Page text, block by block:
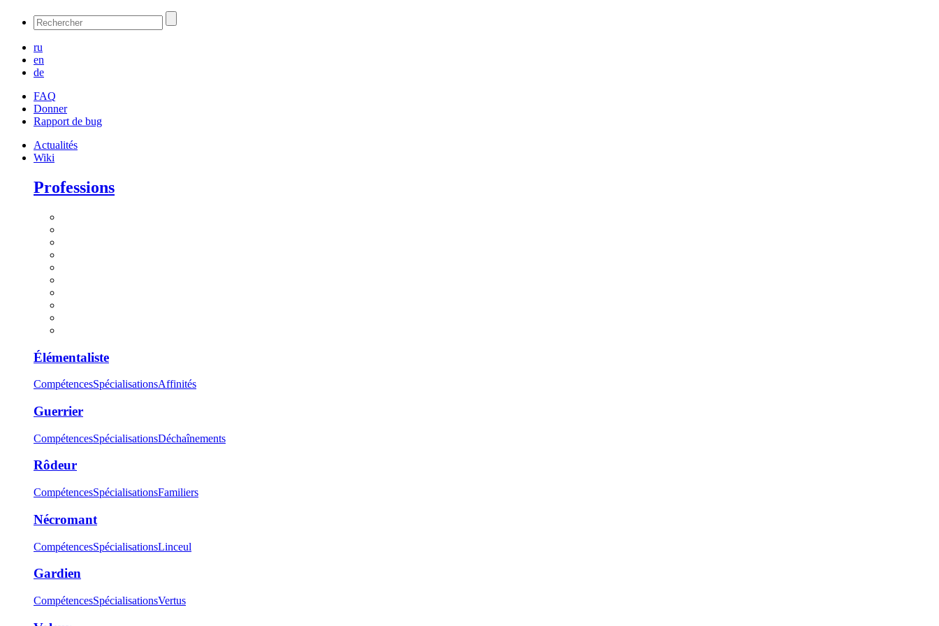
ru
en
de
FAQ
Donner
Rapport de bug
Actualités
Wiki
Professions
Élémentaliste
CompétencesSpécialisationsAffinités
Guerrier
CompétencesSpécialisationsDéchaînements
Rôdeur
CompétencesSpécialisationsFamiliers
Nécromant
CompétencesSpécialisationsLinceul
Gardien
CompétencesSpécialisationsVertus